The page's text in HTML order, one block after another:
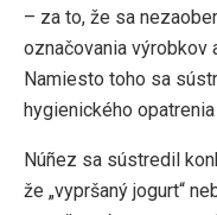
– za to, že sa
označovania výrobkov
Namiesto toho sa
hygienického
Núñez sa sústredil
že „vypršaný jogurt“